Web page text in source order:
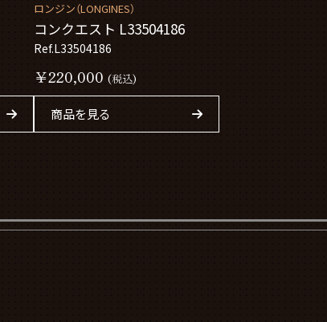
ロンジン（LONGINES）
コンクエスト L33504186
Ref.L33504186
￥220,000 (税込)
商品を見る